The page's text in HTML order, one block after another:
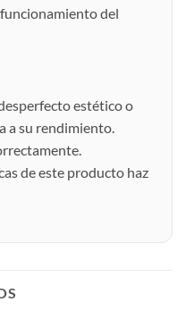
del
estético o
a su rendimiento.
de este producto haz